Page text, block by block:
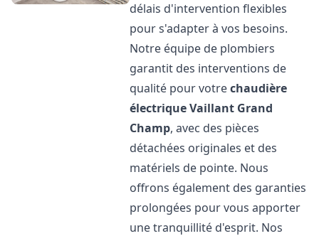
délais d'intervention flexibles
pour s'adapter à vos besoins.
Notre équipe de plombiers
garantit des interventions de
qualité pour votrechaudière
électrique Vaillant Grand
Champ, avec des pièces
détachées originales et des
matériels de pointe. Nous
offrons également des garanties
prolongées pour vous apporter
une tranquillité d'esprit. Nos